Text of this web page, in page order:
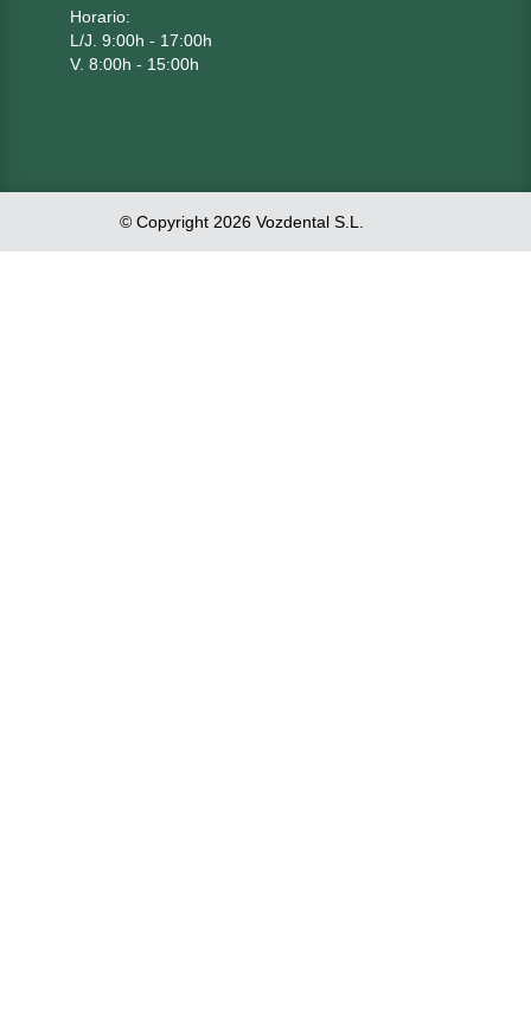
Horario:
L/J. 9:00h - 17:00h
V. 8:00h - 15:00h
© Copyright 2026 Vozdental S.L.